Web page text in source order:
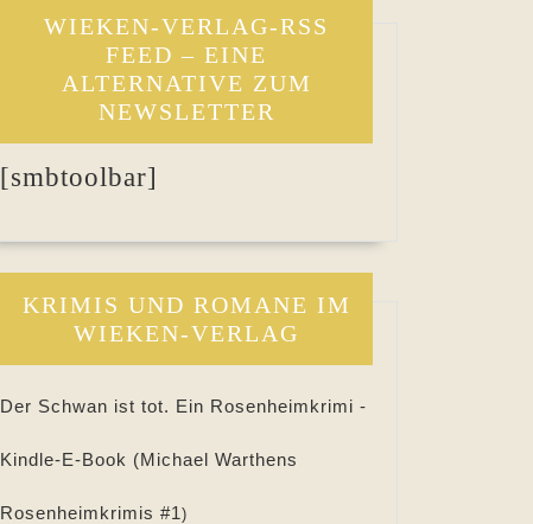
WIEKEN-VERLAG-RSS
FEED – EINE
ALTERNATIVE ZUM
NEWSLETTER
[smbtoolbar]
KRIMIS UND ROMANE IM
WIEKEN-VERLAG
Der Schwan ist tot. Ein Rosenheimkrimi -
Kindle-E-Book (Michael Warthens
Rosenheimkrimis #1)